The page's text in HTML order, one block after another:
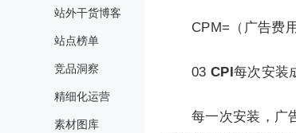
站外干货博客
站点榜单
竞品洞察
精细化运营
素材图库
CPM=（广告费
03 CPI每次安装
每一次安装，广